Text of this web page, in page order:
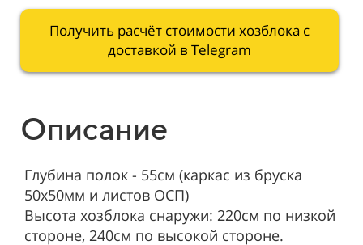
Получить расчёт стоимости хозблока с
доставкой в Telegram
Описание
Глубина полок - 55см (каркас из бруска
50х50мм и листов ОСП)
Высота хозблока снаружи: 220см по низкой
стороне, 240см по высокой стороне.